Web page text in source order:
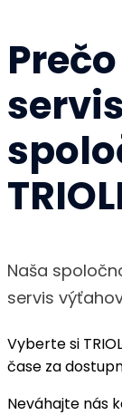
Naša
servis
Vyberte si
čase za
Neváhajte nás